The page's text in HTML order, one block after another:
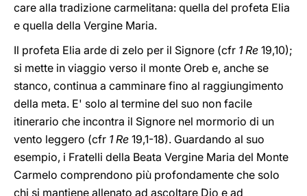
care alla tradizione carmelitana: quella del profeta Elia
e quella della Vergine Maria.
Il profeta Elia arde di zelo per il Signore (cfr 1 Re 19,10);
si mette in viaggio verso il monte Oreb e, anche se
stanco, continua a camminare fino al raggiungimento
della meta. E' solo al termine del suo non facile
itinerario che incontra il Signore nel mormorio di un
vento leggero (cfr 1 Re 19,1-18). Guardando al suo
esempio, i Fratelli della Beata Vergine Maria del Monte
Carmelo comprendono più profondamente che solo
chi si mantiene allenato ad ascoltare Dio e ad